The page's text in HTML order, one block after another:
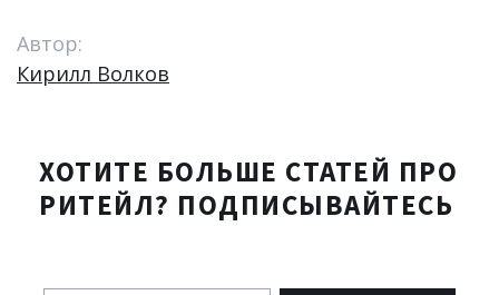
Автор:
Кирилл Волков
ХОТИТЕ БОЛЬШЕ СТАТЕЙ ПРО
РИТЕЙЛ? ПОДПИСЫВАЙТЕСЬ